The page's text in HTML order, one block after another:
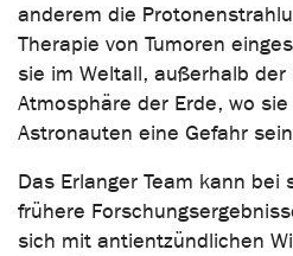
anderem die
Therapie von Tumoren
sie im Weltall, außerhalb der
Atmosphäre der Erde, wo
Astronauten eine Gefahr
Das Erlanger Team kann bei
frühere
sich mit antientzündlichen